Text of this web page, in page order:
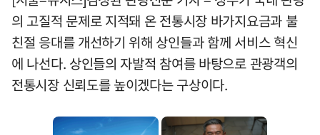
의 고질적 문제로 지적돼 온 전통시장 바가지요금과 불
친절 응대를 개선하기 위해 상인들과 함께 서비스 혁신
에 나선다. 상인들의 자발적 참여를 바탕으로 관광객의
전통시장 신뢰도를 높이겠다는 구상이다.